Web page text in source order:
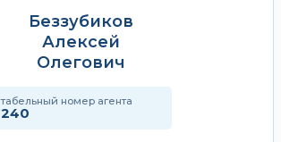
Беззубиков
Алексей
Олегович
табельный номер агента
240